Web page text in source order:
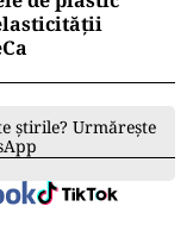
știrile? Urmărește